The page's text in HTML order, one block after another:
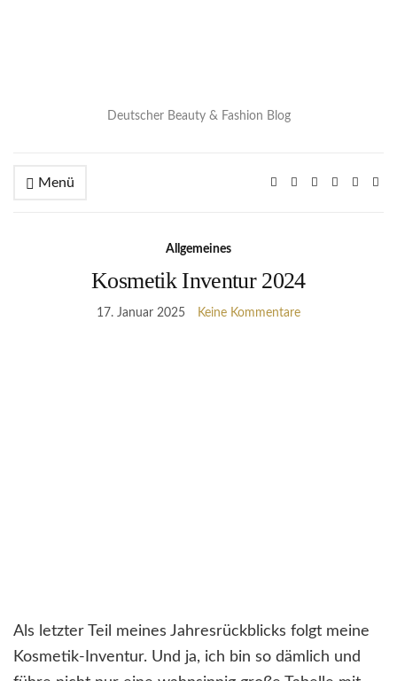
Deutscher Beauty & Fashion Blog
Menü
Allgemeines
Kosmetik Inventur 2024
17. Januar 2025 Keine Kommentare
Als letzter Teil meines Jahresrückblicks folgt meine
Kosmetik-Inventur. Und ja, ich bin so dämlich und